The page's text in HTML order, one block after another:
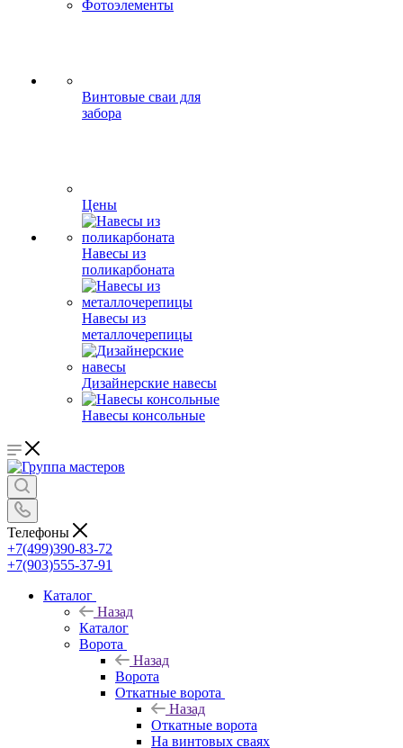
Фотоэлементы
Винтовые сваи для
забора
Цены
Навесы из
поликарбоната
Навесы из
металлочерепицы
Дизайнерские навесы
Навесы консольные
Телефоны
+7(499)390-83-72
+7(903)555-37-91
Каталог
Назад
Каталог
Ворота
Назад
Ворота
Откатные ворота
Назад
Откатные ворота
На винтовых сваях